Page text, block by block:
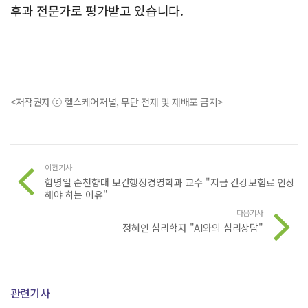
후과 전문가로 평가받고 있습니다.
<저작권자 ⓒ 헬스케어저널, 무단 전재 및 재배포 금지>
이전기사
함명일 순천향대 보건행정경영학과 교수 "지금 건강보험료 인상
해야 하는 이유"
다음기사
정혜인 심리학자 "AI와의 심리상담"
관련기사